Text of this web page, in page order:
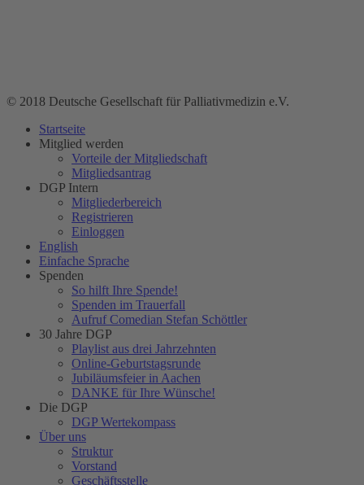
© 2018 Deutsche Gesellschaft für Palliativmedizin e.V.
Startseite
Mitglied werden
Vorteile der Mitgliedschaft
Mitgliedsantrag
DGP Intern
Mitgliederbereich
Registrieren
Einloggen
English
Einfache Sprache
Spenden
So hilft Ihre Spende!
Spenden im Trauerfall
Aufruf Comedian Stefan Schöttler
30 Jahre DGP
Playlist aus drei Jahrzehnten
Online-Geburtstagsrunde
Jubiläumsfeier in Aachen
DANKE für Ihre Wünsche!
Die DGP
DGP Wertekompass
Über uns
Struktur
Vorstand
Geschäftsstelle